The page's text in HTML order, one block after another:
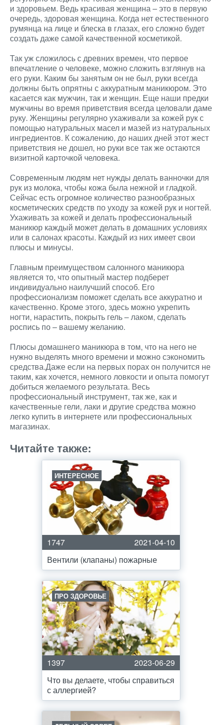
и здоровьем. Ведь красивая женщина – это в первую
очередь, здоровая женщина. Когда нет естественного
румянца на лице и блеска в глазах, его сложно будет
создать даже самой качественной косметикой.
Так уж сложилось с древних времен, что первое
впечатление о человеке, можно сложить взглянув на
его руки. Каким бы занятым он не был, руки всегда
должны быть опрятны с аккуратным маникюром. Это
касается как мужчин, так и женщин. Еще наши предки
мужчины во время приветствия всегда целовали даме
руку. Женщины регулярно ухаживали за кожей рук с
помощью натуральных масел и мазей из натуральных
ингредиентов. К сожалению, до наших дней этот жест
приветствия не дошел, но руки все так же остаются
визитной карточкой человека.
Современным людям нет нужды делать ванночки для
рук из молока, чтобы кожа была нежной и гладкой.
Сейчас есть огромное количество разнообразных
косметических средств по уходу за кожей рук и ногтей.
Ухаживать за кожей и делать профессиональный
маникюр каждый может делать в домашних условиях
или в салонах красоты. Каждый из них имеет свои
плюсы и минусы.
Главным преимуществом салонного маникюра
является то, что опытный мастер подберет
индивидуально наилучший способ. Его
профессионализм поможет сделать все аккуратно и
качественно. Кроме этого, здесь можно укрепить
ногти, нарастить, покрыть гель – лаком, сделать
роспись по – вашему желанию.
Плюсы домашнего маникюра в том, что на него не
нужно выделять много времени и можно сэкономить
средства.Даже если на первых порах он получится не
таким, как хочется, немного ловкости и опыта помогут
добиться желаемого результата. Весь
профессиональный инструмент, так же, как и
качественные гели, лаки и другие средства можно
легко купить в интернете или профессиональных
магазинах.
Читайте также:
ИНТЕРЕСНОЕ
1747
2021-04-10
Вентили (клапаны) пожарные
ПРО ЗДОРОВЬЕ
1397
2023-06-29
Что вы делаете, чтобы справиться
с аллергией?